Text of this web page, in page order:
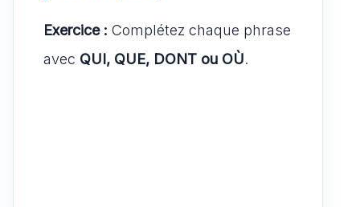
Exercice : Complétez chaque phrase
avec QUI, QUE, DONT ou OÙ.